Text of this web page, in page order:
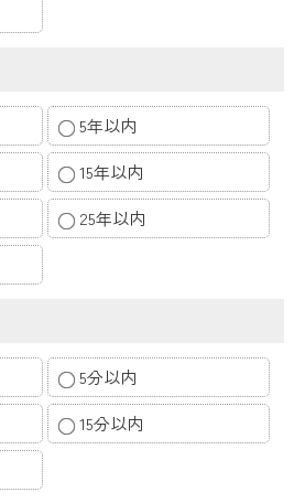
5年以内
15年以内
25年以内
5分以内
15分以内